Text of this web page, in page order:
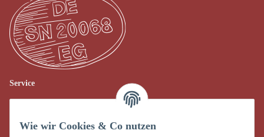
Wie wir Cookies & Co nutzen
Service
AGB